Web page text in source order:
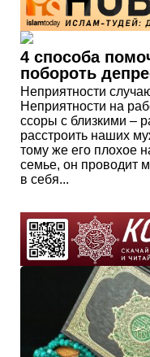
4 способа
побороть
Неприятности
Неприятности на
ссоры с близкими –
расстроить наших
тому же его плохое
семье, он проводит
в себя...